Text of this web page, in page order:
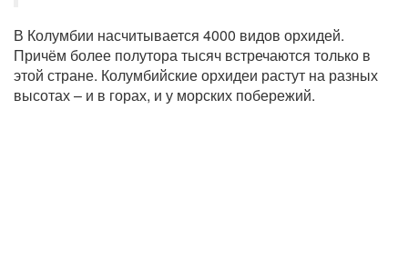
В Колумбии насчитывается 4000 видов орхидей.
Причём более полутора тысяч встречаются только в
этой стране. Колумбийские орхидеи растут на разных
высотах – и в горах, и у морских побережий.